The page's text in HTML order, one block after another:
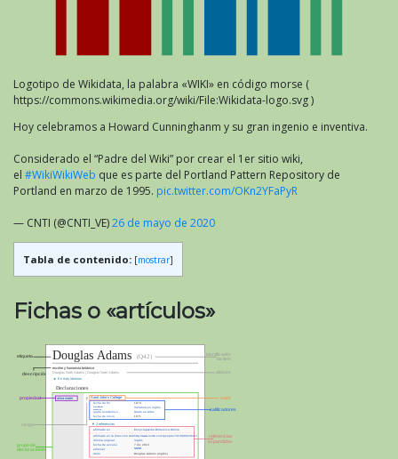
Logotipo de Wikidata, la palabra «WIKI» en código morse (
https://commons.wikimedia.org/wiki/File:Wikidata-logo.svg )
Hoy celebramos a Howard Cunninghanm y su gran ingenio e inventiva.
Considerado el “Padre del Wiki” por crear el 1er sitio wiki,
el #WikiWikiWeb que es parte del Portland Pattern Repository de
Portland en marzo de 1995. pic.twitter.com/OKn2YFaPyR
— CNTI (@CNTI_VE)26 de mayo de 2020
Tabla de contenido: [mostrar]
Fichas o «artículos»